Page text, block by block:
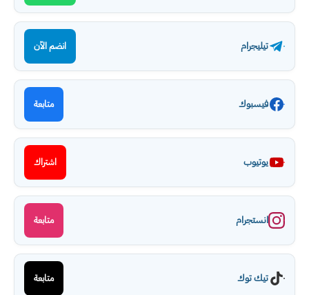
تيليجرام انضم الآن
فيسبوك متابعة
يوتيوب اشتراك
انستجرام متابعة
تيك توك متابعة